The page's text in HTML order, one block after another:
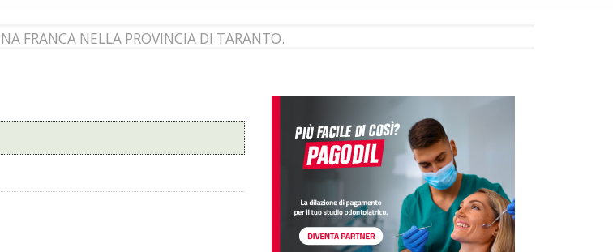
FRANCA NELLA PROVINCIA DI TARANTO.